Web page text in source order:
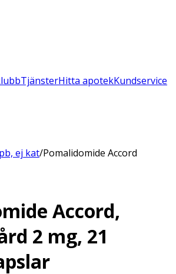
TjänsterHitta apotekKundservice
ej kat/Pomalidomide Accord
Accord,
2 mg, 21